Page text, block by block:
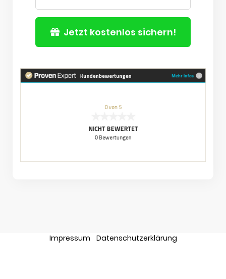
Jetzt kostenlos sichern!
Impressum Datenschutzerklärung